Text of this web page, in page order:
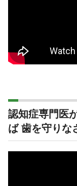
認知症専門医
ば 歯を守りな